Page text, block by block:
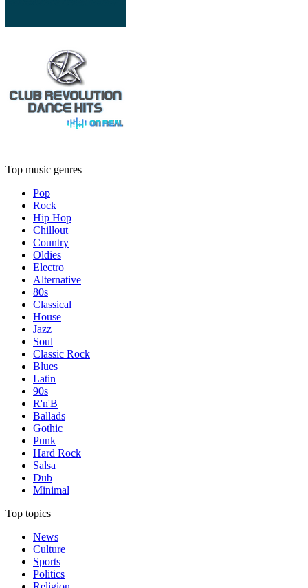
Top music genres
Pop
Rock
Hip Hop
Chillout
Country
Oldies
Electro
Alternative
80s
Classical
House
Jazz
Soul
Classic Rock
Blues
Latin
90s
R'n'B
Ballads
Gothic
Punk
Hard Rock
Salsa
Dub
Minimal
Top topics
News
Culture
Sports
Politics